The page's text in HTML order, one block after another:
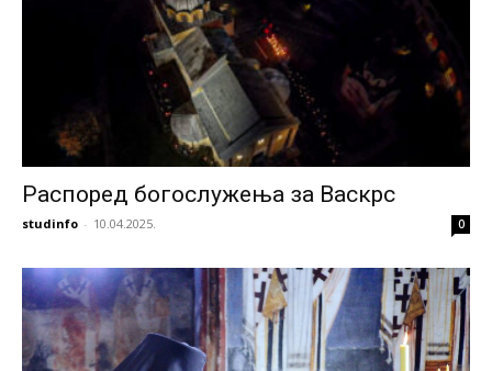
Распоред богослужења за Васкрс
studinfo - 10.04.2025. 0